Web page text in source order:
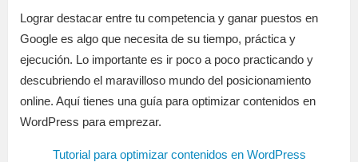
Lograr destacar entre tu competencia y ganar puestos en
Google es algo que necesita de su tiempo, práctica y
ejecución. Lo importante es ir poco a poco practicando y
descubriendo el maravilloso mundo del posicionamiento
online. Aquí tienes una guía para optimizar contenidos en
WordPress para emprezar.
Tutorial para optimizar contenidos en WordPress